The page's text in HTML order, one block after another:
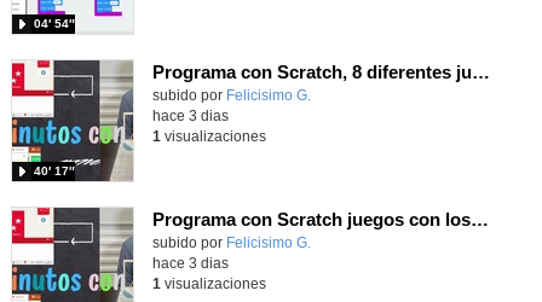
04′ 54″
Programa con Scratch, 8 diferentes juegos para vivir la emoción de los partidos de España en el mundial 2026
Contenido educativo.
subido por Felicisimo G.
40′ 17″
hace 3 dias
1 visualizaciones
Programa con Scratch juegos con los partidos del mundial 2026 ganados por España
Contenido educativo.
subido por Felicisimo G.
hace 3 dias
1 visualizaciones